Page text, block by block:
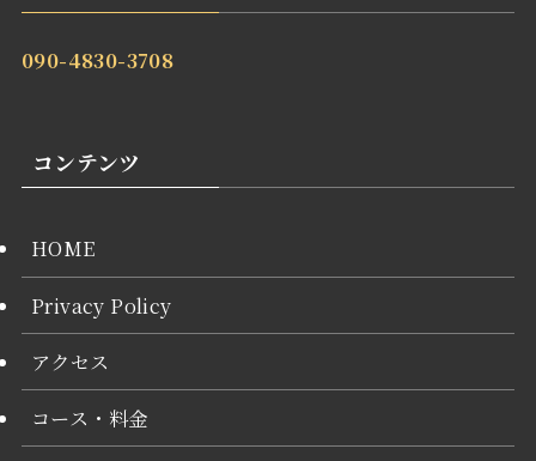
090-4830-3708
コンテンツ
HOME
Privacy Policy
アクセス
コース・料金